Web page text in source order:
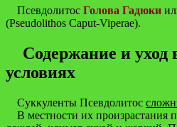
Псевдолитос Голова Гадюки
(Pseudolithos Caput-Viperae).
Содержание и уход
условиях
Суккуленты Псевдолитос
В местности их произрастания